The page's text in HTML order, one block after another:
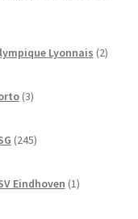
Lyonnais 2izdelka
3izdelki
245izdelkov
Eindhoven 1izdelek